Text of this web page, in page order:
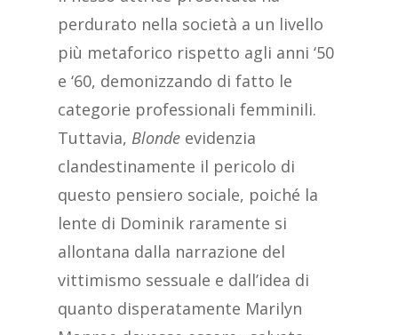
perdurato nella società a un livello
più metaforico rispetto agli anni ‘50
e ‘60, demonizzando di fatto le
categorie professionali femminili.
Tuttavia, Blondeevidenzia
clandestinamente il pericolo di
questo pensiero sociale, poiché la
lente di Dominik raramente si
allontana dalla narrazione del
vittimismo sessuale e dall’idea di
quanto disperatamente Marilyn